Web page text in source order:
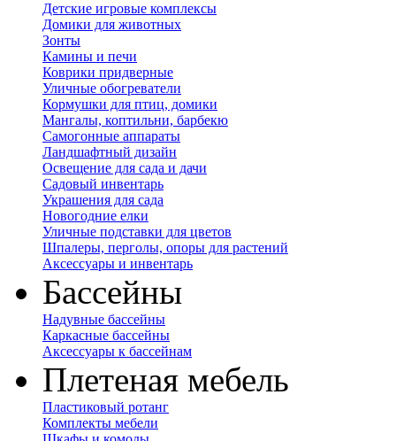
Детские игровые комплексы
Домики для животных
Зонты
Камины и печи
Коврики придверные
Уличные обогреватели
Кормушки для птиц, домики
Мангалы, коптильни, барбекю
Самогонные аппараты
Ландшафтный дизайн
Освещение для сада и дачи
Садовый инвентарь
Украшения для сада
Новогодние елки
Уличные подставки для цветов
Шпалеры, перголы, опоры для растений
Аксессуары и инвентарь
Бассейны
Надувные бассейны
Каркасные бассейны
Аксессуары к бассейнам
Плетеная мебель
Пластиковый ротанг
Комплекты мебели